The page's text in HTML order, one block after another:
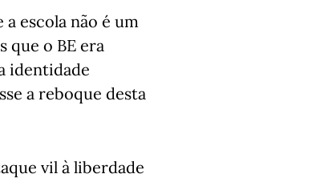
escola não é um
que o BE era
identidade
a reboque desta
vil à liberdade